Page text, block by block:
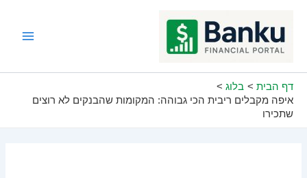
דף הבית
בלוג
איפה מקבלים ריבית הכי גבוהה: המקומות שהבנקים לא רוצים
שתכירו